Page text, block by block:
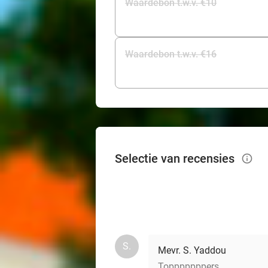
Waardebon t.w.v. €10
Waardebon t.w.v. €16
Selectie van recensies info_outlined
S.
Mevr. S. Yaddou